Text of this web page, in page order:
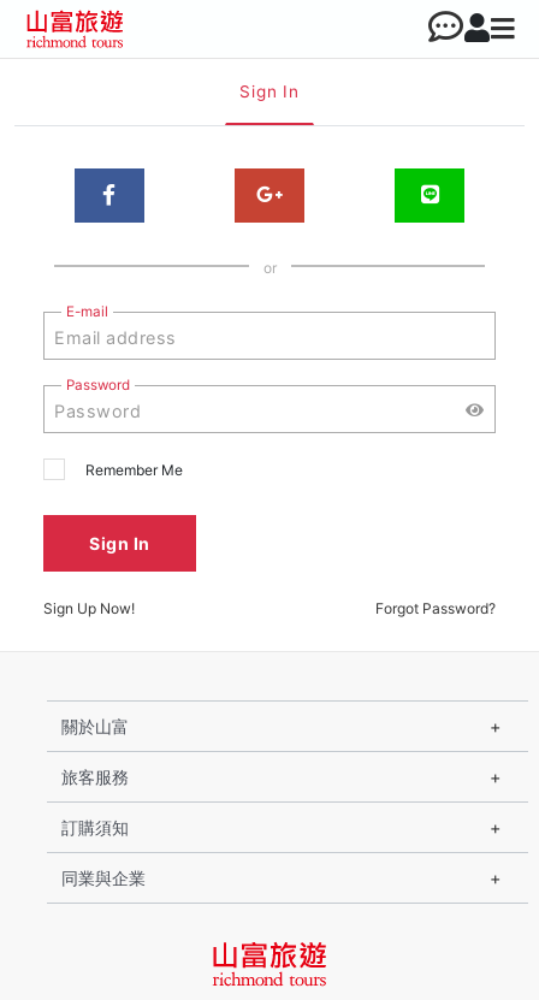
Sign In
or
E-mail
Password
Remember Me
Sign In
Sign Up Now! Forgot Password?
關於山富
旅客服務
訂購須知
同業與企業